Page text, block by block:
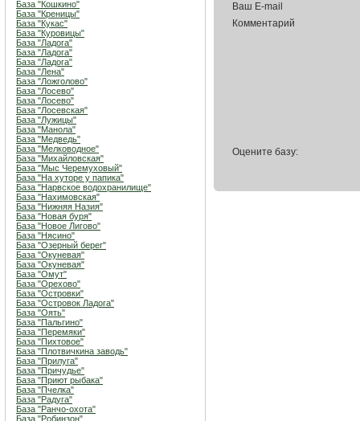
База "Кошкино"
База "Креницы"
База "Кукас"
База "Куровицы"
База "Ладога"
База "Ладога"
База "Ладога"
База "Лена"
База "Ложголово"
База "Лосево"
База "Лосево"
База "Лосевская"
База "Лужицы"
База "Манола"
База "Медведь"
База "Мелководное"
База "Михайловская"
База "Мыс Черемуховый"
База "На хуторе у папика"
База "Нарвское водохранилище"
База "Нахимовская"
База "Нижняя Назия"
База "Новая буря"
База "Новое Лигово"
База "Нясино"
База "Озерный берег"
База "Окуневая"
База "Окуневая"
База "Омут"
База "Орехово"
База "Островки"
База "Островок Ладога"
База "Оять"
База "Пальгино"
База "Перемяки"
База "Пихтовое"
База "Плотвичкина заводь"
База "Прилуга"
База "Причудье"
База "Приют рыбака"
База "Пчелка"
База "Радуга"
База "Ранчо-охота"
База "Робинзон"
Ваш E-mail
Комментарий
Оцените базу: